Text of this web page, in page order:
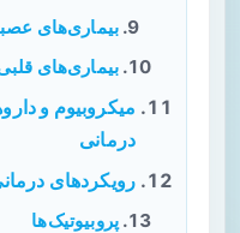
بیماری‌های
بیماری‌های
میکروبیوم و
درمانی
رویکردهای
پروبیوتیک‌ها